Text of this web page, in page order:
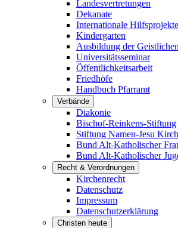
Landesvertretungen
Dekanate
Internationale Hilfsprojekte
Kindergarten
Ausbildung der Geistlichen
Universitätsseminar
Öffentlichkeitsarbeit
Friedhöfe
Handbuch Pfarramt
Verbände
Diakonie
Bischof-Reinkens-Stiftung
Stiftung Namen-Jesu
Bund Alt-Katholischer
Bund Alt-Katholischer
Recht & Verordnungen
Kirchenrecht
Datenschutz
Impressum
Datenschutzerklärung
Christen heute